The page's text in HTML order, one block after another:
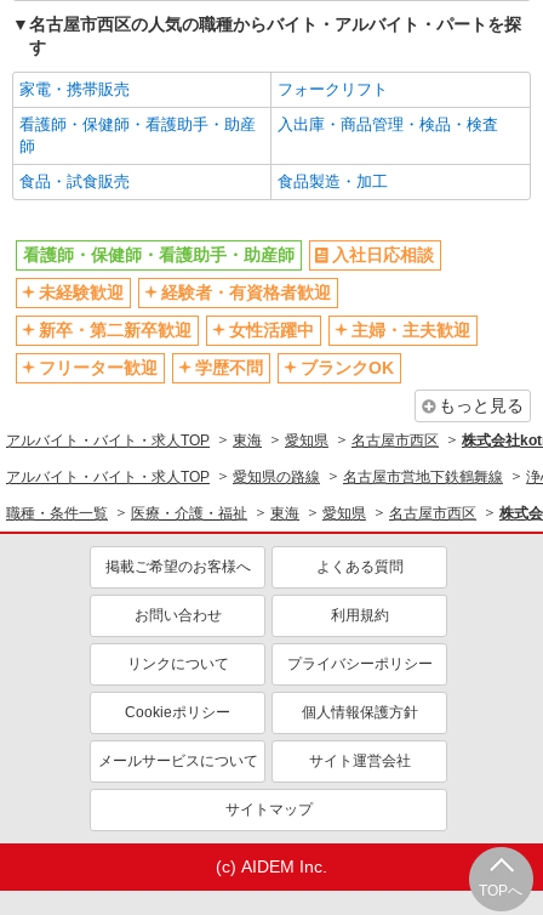
名古屋市西区の人気の職種からバイト・アルバイト・パートを探
す
家電・携帯販売
フォークリフト
看護師・保健師・看護助手・助産
師
入出庫・商品管理・検品・検査
食品・試食販売 食品製造・加工
TOPへ
看護師・保健師・看護助手・助産師
入社日応相談
未経験歓迎
経験者・有資格者歓迎
新卒・第二新卒歓迎
女性活躍中
主婦・主夫歓迎
フリーター歓迎
学歴不問
ブランクOK
もっと見る
アルバイト・バイト・求人TOP 東海 愛知県 名古屋市西区 株式会社
アルバイト・バイト・求人TOP 愛知県の路線 名古屋市営地下鉄鶴舞線
職種・条件一覧 医療・介護・福祉 東海 愛知県 名古屋市西区 株式
掲載ご希望のお客様へ よくある質問
お問い合わせ 利用規約
リンクについて プライバシーポリシー
Cookieポリシー 個人情報保護方針
メールサービスについて サイト運営会社
サイトマップ
(c) AIDEM Inc.